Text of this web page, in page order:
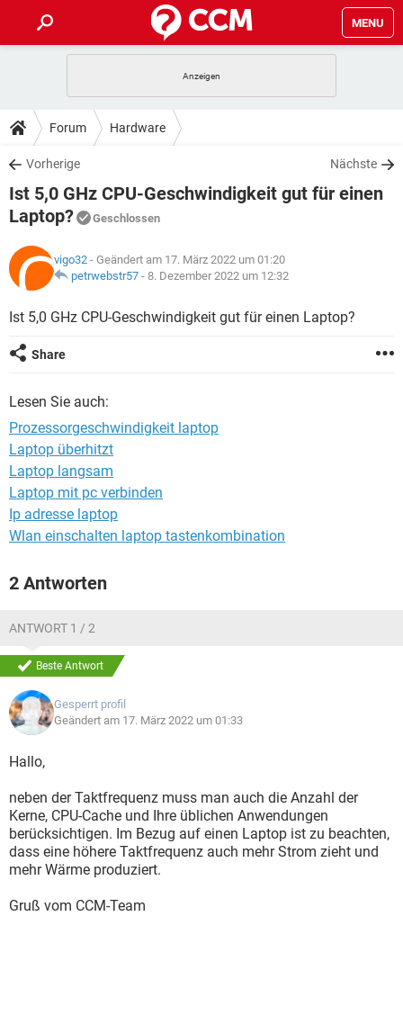
MENU
ANDROID
WINDOWS 10
WHATSAPP TIKTOK
FACEBOOK
TIPPS & TRICKS
SPIELE
WINDOWS 10
FACEBOOK HARDWARE
DOWNLOADS
SPIELE STREAMING
ANDROID
WINDOWS 10 INSTAGRAM
WHATSAPP
FACEBOOK HARDWARE
FORUM
ANDROID IOS
FACEBOOK
LEXIKON
SPIELE
ANDROID IOS
WINDOWS 10
FACEBOOK
Forum Hardware
Vorherige Nächste
Ist 5,0 GHz CPU-Geschwindigkeit gut für einen
Laptop?
Geschlossen
vigo32 - Geändert am 17. März 2022 um 01:20
petrwebstr57 - 8. Dezember 2022 um 12:32
Ist 5,0 GHz CPU-Geschwindigkeit gut für einen Laptop?
Share
Lesen Sie auch:
Prozessorgeschwindigkeit laptop
Laptop überhitzt
Laptop langsam
Laptop mit pc verbinden
Ip adresse laptop
Wlan einschalten laptop tastenkombination
2 Antworten
ANTWORT 1 / 2
Beste Antwort
Gesperrt profil
Geändert am 17. März 2022 um 01:33
Hallo,
neben der Taktfrequenz muss man auch die Anzahl der
Kerne, CPU-Cache und Ihre üblichen Anwendungen
berücksichtigen. Im Bezug auf einen Laptop ist zu beachten,
dass eine höhere Taktfrequenz auch mehr Strom zieht und
mehr Wärme produziert.
Gruß vom CCM-Team